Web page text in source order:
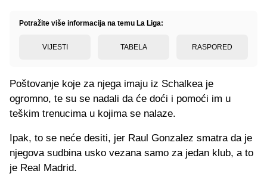
Potražite više informacija na temu La Liga:
VIJESTI TABELA RASPORED
Poštovanje koje za njega imaju iz Schalkea je
ogromno, te su se nadali da će doći i pomoći im u
teškim trenucima u kojima se nalaze.
Ipak, to se neće desiti, jer Raul Gonzalez smatra da je
njegova sudbina usko vezana samo za jedan klub, a to
je Real Madrid.